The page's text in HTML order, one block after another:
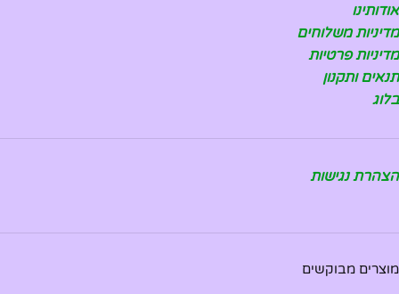
אודותינו
מדיניות משלוחים
מדיניות פרטיות
תנאים ותקנון
בלוג
הצהרת נגישות
מוצרים מבוקשים